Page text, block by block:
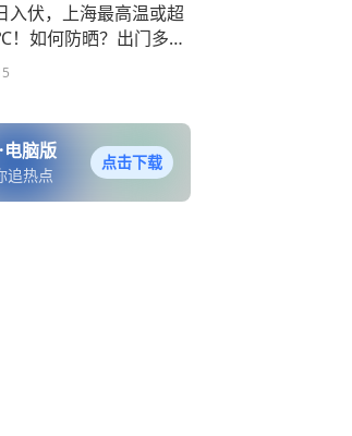
入伏，上海最高温或超
！如何防晒？出门多穿
衣服！
电脑版
追热点
点击下载